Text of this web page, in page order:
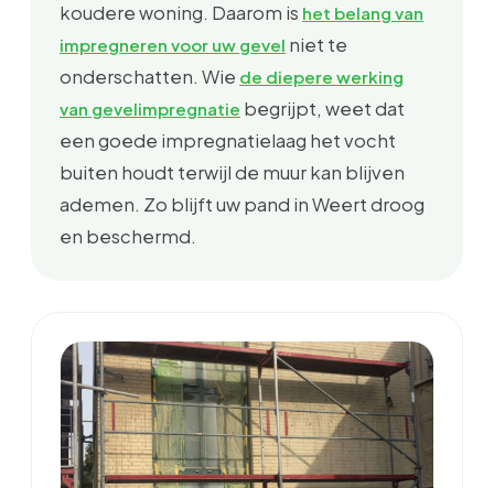
koudere woning. Daarom is het belang van
impregneren voor uw gevel niet te
onderschatten. Wie de diepere werking
van gevelimpregnatie begrijpt, weet dat
een goede impregnatielaag het vocht
buiten houdt terwijl de muur kan blijven
ademen. Zo blijft uw pand in Weert droog
en beschermd.